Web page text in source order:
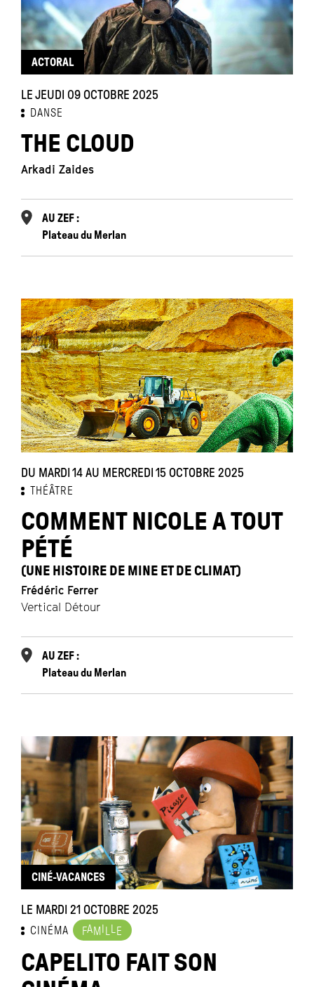
ACTORAL
LE JEUDI 09 OCTOBRE 2025
DANSE
THE CLOUD
Arkadi Zaides
AU ZEF :
Plateau du Merlan
DU MARDI 14 AU MERCREDI 15 OCTOBRE 2025
THÉÂTRE
COMMENT NICOLE A TOUT
PÉTÉ
(UNE HISTOIRE DE MINE ET DE CLIMAT)
Frédéric Ferrer
Vertical Détour
AU ZEF :
Plateau du Merlan
CINÉ-VACANCES
LE MARDI 21 OCTOBRE 2025
CINÉMA FAM E
CAPELITO FAIT SON